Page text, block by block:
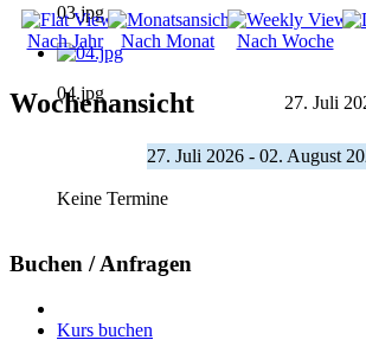
03.jpg
04.jpg
Nach Jahr Nach Monat Nach Woche
Wochenansicht 27. Juli
27. Juli 2026 - 02. August
Keine Termine
Buchen / Anfragen
Kurs buchen